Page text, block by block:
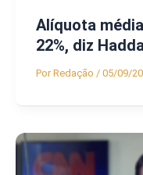
Alíquota
22%, diz
PorRedação / 05/09/